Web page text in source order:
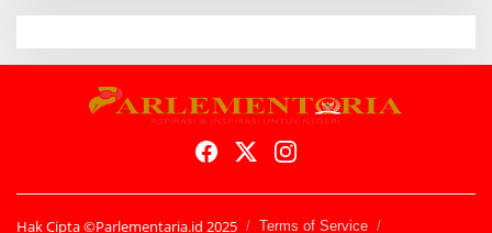
Hak Cipta ©Parlementaria.id 2025 Terms of Service